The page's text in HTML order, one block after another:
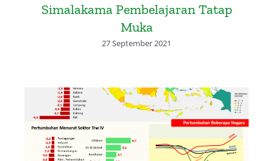
Simalakama Pembelajaran Tatap
Muka
27 September 2021